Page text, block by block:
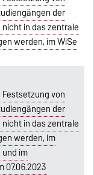
der
nicht in das zentrale
werden, im WiSe
Festsetzung von
der
nicht in das zentrale
werden, im
im
07.06.2023